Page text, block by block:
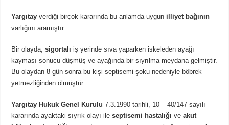
Yargıtay verdiği birçok kararında bu anlamda uygun illiyet bağının
varlığını aramıştır.
Bir olayda,sigortalı iş yerinde sıva yaparken iskeleden ayağı
kayması sonucu düşmüş ve ayağında bir sıyrılma meydana gelmiştir.
Bu olaydan 8 gün sonra bu kişi septisemi şoku nedeniyle böbrek
yetmezliğinden ölmüştür.
Yargıtay Hukuk Genel Kurulu 7.3.1990 tarihli, 10 – 40/147 sayılı
kararında ayaktaki sıyrık olayı ileseptisemi hastalığı veakut